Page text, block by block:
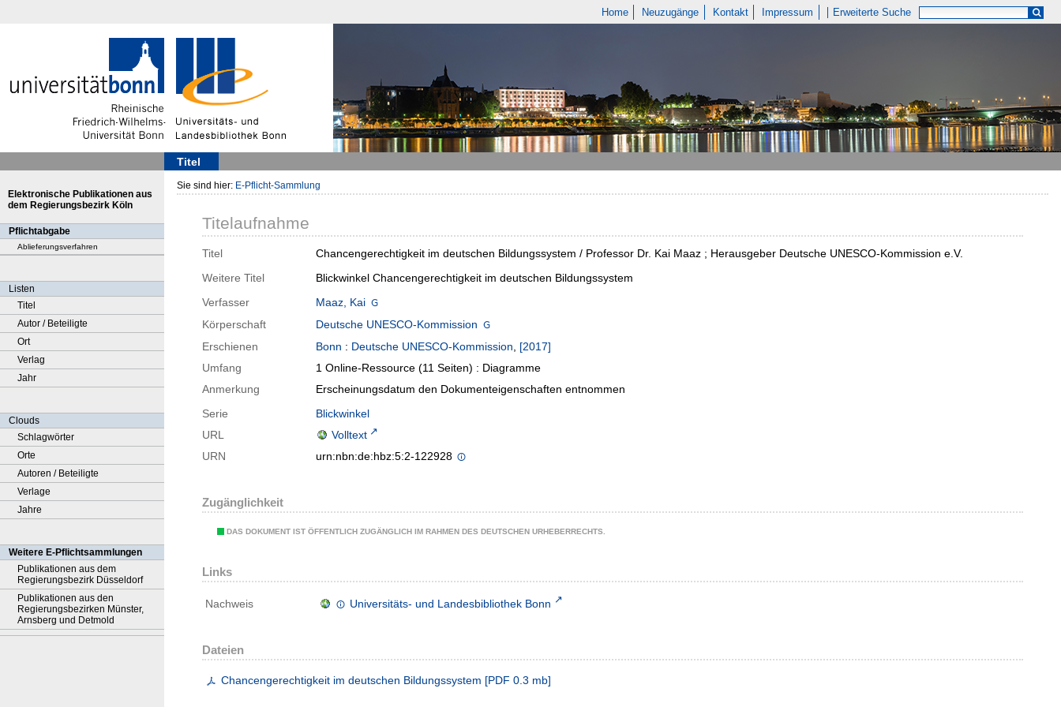
Home Neuzugänge Kontakt Impressum Erweiterte Suche
Titel
Elektronische Publikationen aus
dem Regierungsbezirk Köln
Pflichtabgabe
Ablieferungsverfahren
Listen
Titel
Autor / Beteiligte
Ort
Verlag
Jahr
Clouds
Schlagwörter
Orte
Autoren / Beteiligte
Verlage
Jahre
Weitere E-Pflichtsammlungen
Publikationen aus dem
Regierungsbezirk Düsseldorf
Publikationen aus den
Regierungsbezirken Münster,
Arnsberg und Detmold
Sie sind hier: E-Pflicht-Sammlung
Titelaufnahme
Titel
Chancengerechtigkeit im deutschen Bildungssystem / Professor Dr. Kai Maaz ; Herausgeber Deutsche UNESCO-Kommission e.V.
Weitere Titel
Blickwinkel Chancengerechtigkeit im deutschen Bildungssystem
Verfasser
Maaz, Kai
Körperschaft
Deutsche UNESCO-Kommission
Erschienen
Bonn : Deutsche UNESCO-Kommission, [2017]
Umfang
1 Online-Ressource (11 Seiten) : Diagramme
Anmerkung
Erscheinungsdatum den Dokumenteigenschaften entnommen
Serie
Blickwinkel
URL
Volltext
URN
urn:nbn:de:hbz:5:2-122928
Zugänglichkeit
DAS DOKUMENT IST ÖFFENTLICH ZUGÄNGLICH IM RAHMEN DES DEUTSCHEN URHEBERRECHTS.
Links
Nachweis Universitäts- und Landesbibliothek Bonn
Dateien
Chancengerechtigkeit im deutschen Bildungssystem [PDF 0.3 mb]